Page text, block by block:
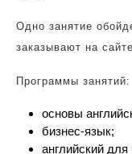
Одно занятие
заказывают на
Программы занятий:
основы
бизнес-язык;
английский